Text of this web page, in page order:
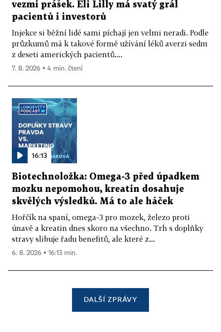
vezmi prášek. Eli Lilly má svatý grál
pacientů i investorů
Injekce si běžní lidé sami píchají jen velmi neradi. Podle
průzkumů má k takové formě užívání léků averzi sedm
z deseti amerických pacientů....
7. 8. 2026 ▪ 4 min. čtení
16:13
Biotechnoložka: Omega-3 před úpadkem
mozku nepomohou, kreatin dosahuje
skvělých výsledků. Má to ale háček
Hořčík na spaní, omega-3 pro mozek, železo proti
únavě a kreatin dnes skoro na všechno. Trh s doplňky
stravy slibuje řadu benefitů, ale které z...
6. 8. 2026 ▪ 16:13 min.
DALŠÍ ZPRÁVY